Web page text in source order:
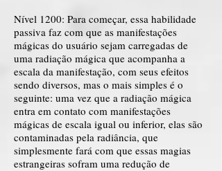
Nível 1200: Para começar, essa habilidade
passiva faz com que as manifestações
mágicas do usuário sejam carregadas de
uma radiação mágica que acompanha a
escala da manifestação, com seus efeitos
sendo diversos, mas o mais simples é o
seguinte: uma vez que a radiação mágica
entra em contato com manifestações
mágicas de escala igual ou inferior, elas são
contaminadas pela radiância, que
simplesmente fará com que essas magias
estrangeiras sofram uma redução de